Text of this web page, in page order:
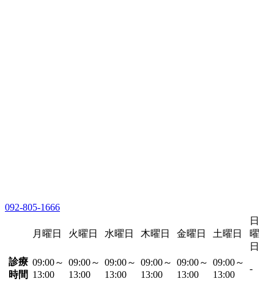
092-805-1666
月曜日 火曜日 水曜日 木曜日 金曜日 土曜日
日
曜
日
診療
時間
09:00～
13:00
09:00～
13:00
09:00～
13:00
09:00～
13:00
09:00～
13:00
09:00～
13:00
-